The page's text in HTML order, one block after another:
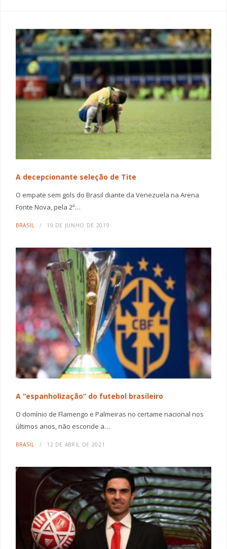
A decepcionante seleção de Tite
O empate sem gols do Brasil diante da Venezuela na Arena
Fonte Nova, pela 2ª…
BRASIL 19 DE JUNHO DE 2019
A “espanholização” do futebol brasileiro
O domínio de Flamengo e Palmeiras no certame nacional nos
últimos anos, não esconde a…
BRASIL 12 DE ABRIL DE 2021